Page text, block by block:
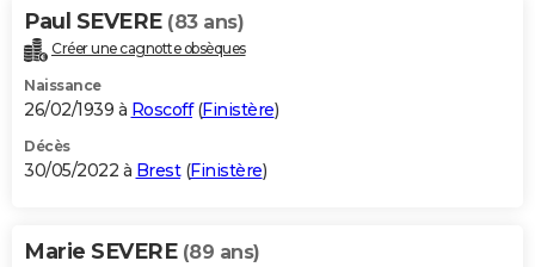
Paul SEVERE (83 ans)
Créer une cagnotte obsèques
Naissance
26/02/1939 à Roscoff(Finistère)
Décès
30/05/2022 à Brest(Finistère)
Marie SEVERE (89 ans)